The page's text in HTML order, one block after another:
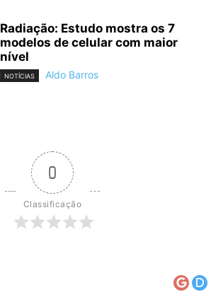
Radiação: Estudo mostra os 7
modelos de celular com maior
nível
NOTÍCIAS Aldo Barros
0
Classificação